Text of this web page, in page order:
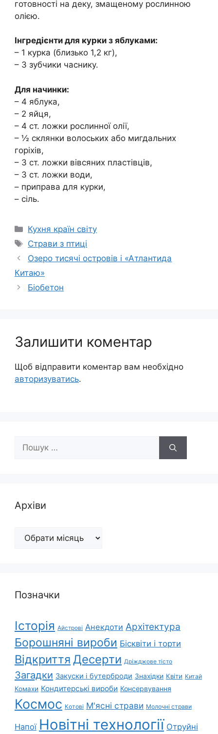
готовності на деку, змащеному рослинною
олією.
Інгредієнти для курки з яблуками:
– 1 курка (близько 1,2 кг),
– 3 зубчики часнику.
Для начинки:
– 4 яблука,
– 2 яйця,
– 4 ст. ложки рослинної олії,
– ½ склянки волоських або мигдальних
горіхів,
– 3 ст. ложки вівсяних пластівців,
– 3 ст. ложки води,
– приправа для курки,
– сіль.
Категорії
Кухня країн світу
Позначки
Страви з птиці
Озеро тисячі островів і «Атлантида
Китаю»
Біобетон
Залишити коментар
Щоб відправити коментар вам необхідно
авторизуватись.
Пошук:
Архіви
Архіви
Позначки
Історія Айстрові Анекдоти Архітектура
Борошняні вироби Бісквіти і торти
Відкриття Десерти Дріжджове тісто
Загадки Закуски і бутерброди Знахідки Квіти Китай
Комахи Кондитерські вироби Консервування
Космос Котові М'ясні страви Молочні страви
Напої Новітні технології Отруйні